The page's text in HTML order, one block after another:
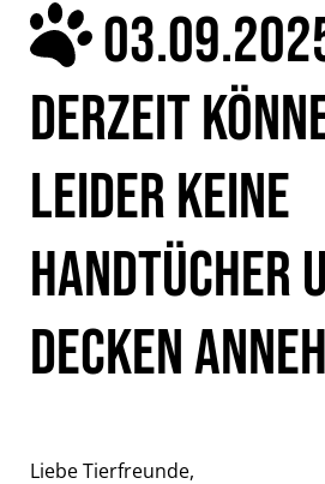
DERZEIT
LEIDER KEINE
HANDTÜCHER
DECKEN
Liebe Tierfreunde,